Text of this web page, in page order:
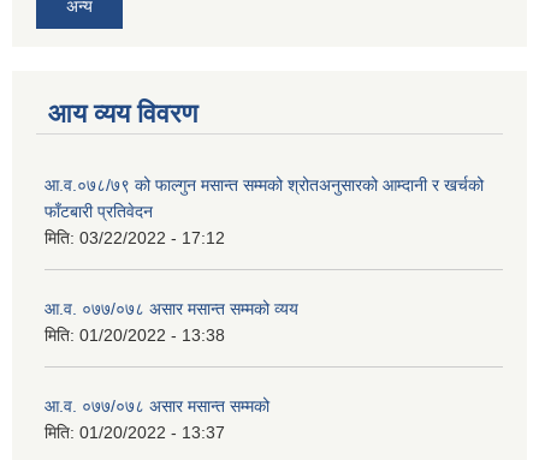
अन्य
आय व्यय विवरण
आ.व.०७८/७९ को फाल्गुन मसान्त सम्मको श्रोतअनुसारको आम्दानी र खर्चको
फाँटबारी प्रतिवेदन
मिति: 03/22/2022 - 17:12
आ.व. ०७७/०७८ असार मसान्त सम्मको व्यय
मिति: 01/20/2022 - 13:38
आ.व. ०७७/०७८ असार मसान्त सम्मको
मिति: 01/20/2022 - 13:37